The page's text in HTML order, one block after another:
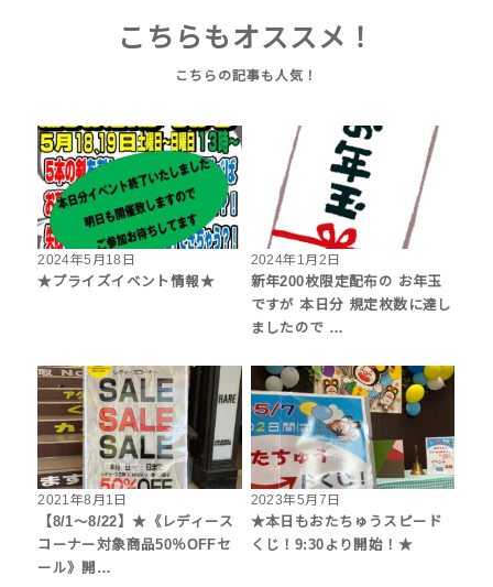
こちらもオススメ！
2024年5月18日
★プライズイベント情報★
2024年1月2日
新年200枚限定配布の お年玉
ですが 本日分 規定枚数に達し
ましたので …
2021年8月1日
【8/1～8/22】★《レディース
コーナー対象商品50％OFFセ
ール》開…
2023年5月7日
★本日もおたちゅうスピード
くじ！9:30より開始！★